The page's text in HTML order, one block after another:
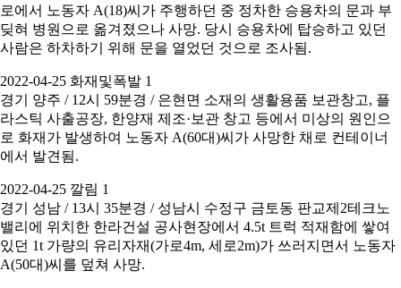
로에서 노동자 A(18)씨가 주행하던 중 정차한 승용차의 문과 부
딪혀 병원으로 옮겨졌으나 사망. 당시 승용차에 탑승하고 있던
사람은 하차하기 위해 문을 열었던 것으로 조사됨.
2022-04-25 화재및폭발 1
경기 양주 / 12시 59분경 / 은현면 소재의 생활용품 보관창고, 플
라스틱 사출공장, 한양재 제조·보관 창고 등에서 미상의 원인으
로 화재가 발생하여 노동자 A(60대)씨가 사망한 채로 컨테이너
에서 발견됨.
2022-04-25 깔림 1
경기 성남 / 13시 35분경 / 성남시 수정구 금토동 판교제2테크노
밸리에 위치한 한라건설 공사현장에서 4.5t 트럭 적재함에 쌓여
있던 1t 가량의 유리자재(가로4m, 세로2m)가 쓰러지면서 노동자
A(50대)씨를 덮쳐 사망.